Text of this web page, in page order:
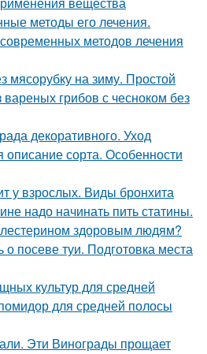
методы его лечения.
методов лечения
мясорубку на зиму. Простой
грибов с чесноком без
декоративного. Уход
описание сорта. Особенности
у взрослых. Виды бронхита
надо начинать пить статины.
здоровым людям?
о посеве туи. Подготовка места
культур для средней
для средней полосы
Эти Винограды прощает